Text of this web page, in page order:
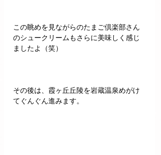
この眺めを見ながらのたまご倶楽部さん
のシュークリームもさらに美味しく感じ
ましたよ（笑）
その後は、霞ヶ丘丘陵を岩蔵温泉めがけ
てぐんぐん進みます。